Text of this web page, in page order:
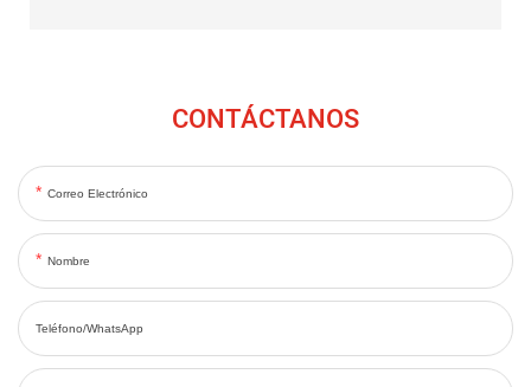
CONTÁCTANOS
Correo Electrónico
Nombre
Teléfono/WhatsApp